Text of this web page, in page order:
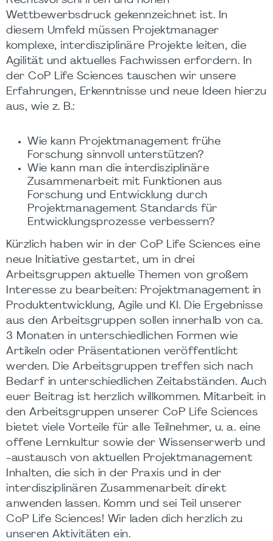
Wettbewerbsdruck gekennzeichnet ist. In
diesem Umfeld müssen Projektmanager
komplexe, interdisziplinäre Projekte leiten, die
Agilität und aktuelles Fachwissen erfordern. In
der CoP Life Sciences tauschen wir unsere
Erfahrungen, Erkenntnisse und neue Ideen hierzu
aus, wie z. B.:
Wie kann Projektmanagement frühe
Forschung sinnvoll unterstützen?
Wie kann man die interdisziplinäre
Zusammenarbeit mit Funktionen aus
Forschung und Entwicklung durch
Projektmanagement Standards für
Entwicklungsprozesse verbessern?
Kürzlich haben wir in der CoP Life Sciences eine
neue Initiative gestartet, um in drei
Arbeitsgruppen aktuelle Themen von großem
Interesse zu bearbeiten: Projektmanagement in
Produktentwicklung, Agile und KI. Die Ergebnisse
aus den Arbeitsgruppen sollen innerhalb von ca.
3 Monaten in unterschiedlichen Formen wie
Artikeln oder Präsentationen veröffentlicht
werden. Die Arbeitsgruppen treffen sich nach
Bedarf in unterschiedlichen Zeitabständen. Auch
euer Beitrag ist herzlich willkommen. Mitarbeit in
den Arbeitsgruppen unserer CoP Life Sciences
bietet viele Vorteile für alle Teilnehmer, u. a. eine
offene Lernkultur sowie der Wissenserwerb und
-austausch von aktuellen Projektmanagement
Inhalten, die sich in der Praxis und in der
interdisziplinären Zusammenarbeit direkt
anwenden lassen. Komm und sei Teil unserer
CoP Life Sciences! Wir laden dich herzlich zu
unseren Aktivitäten ein.